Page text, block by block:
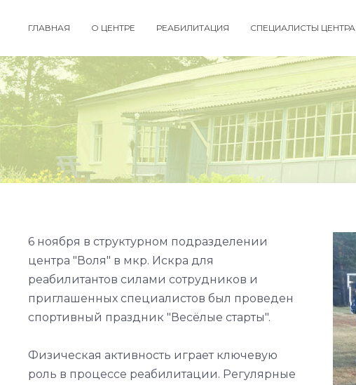
ГЛАВНАЯ О ЦЕНТРЕ РЕАБИЛИТАЦИЯ СПЕЦИАЛИСТЫ ЦЕНТРА
6 ноября в структурном подразделении
центра "Воля" в мкр. Искра для
реабилитантов силами сотрудников и
приглашенных специалистов был проведен
спортивный праздник "Весёлые старты".
Физическая активность играет ключевую
роль в процессе реабилитации. Регулярные